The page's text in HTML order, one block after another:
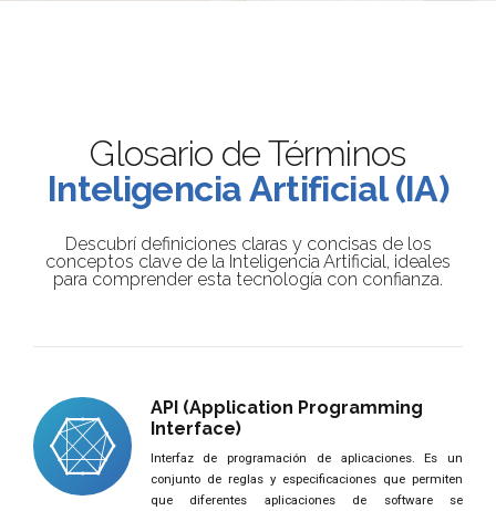
Glosario de Términos
Inteligencia Artificial (IA)
Descubrí definiciones claras y concisas de los
conceptos clave de la Inteligencia Artificial, ideales
para comprender esta tecnología con confianza.
API (Application Programming
Interface)
Interfaz de programación de aplicaciones. Es un
conjunto de reglas y especificaciones que permiten
que diferentes aplicaciones de software se